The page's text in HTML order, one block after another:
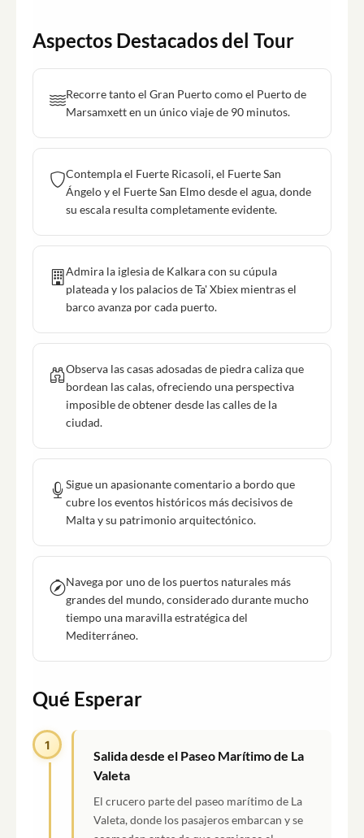
Aspectos Destacados del Tour
Recorre tanto el Gran Puerto como el Puerto de
Marsamxett en un único viaje de 90 minutos.
Contempla el Fuerte Ricasoli, el Fuerte San
Ángelo y el Fuerte San Elmo desde el agua, donde
su escala resulta completamente evidente.
Admira la iglesia de Kalkara con su cúpula
plateada y los palacios de Ta' Xbiex mientras el
barco avanza por cada puerto.
Observa las casas adosadas de piedra caliza que
bordean las calas, ofreciendo una perspectiva
imposible de obtener desde las calles de la
ciudad.
Sigue un apasionante comentario a bordo que
cubre los eventos históricos más decisivos de
Malta y su patrimonio arquitectónico.
Navega por uno de los puertos naturales más
grandes del mundo, considerado durante mucho
tiempo una maravilla estratégica del
Mediterráneo.
Qué Esperar
1
Salida desde el Paseo Marítimo de La
Valeta
El crucero parte del paseo marítimo de La
Valeta, donde los pasajeros embarcan y se